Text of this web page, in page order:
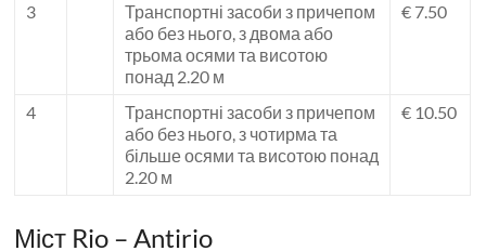
3
Транспортні засоби з причепом
або без нього, з двома або
трьома осями та висотою
понад 2.20 м
€ 7.50
4
Транспортні засоби з причепом
або без нього, з чотирма та
більше осями та висотою понад
2.20 м
€ 10.50
Міст Rio – Antirio